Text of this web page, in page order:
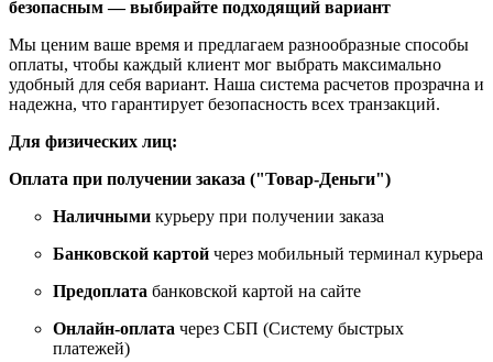
безопасным — выбирайте подходящий вариант
Мы ценим ваше время и предлагаем разнообразные способы
оплаты, чтобы каждый клиент мог выбрать максимально
удобный для себя вариант. Наша система расчетов прозрачна и
надежна, что гарантирует безопасность всех транзакций.
Для физических лиц:
Оплата при получении заказа ("Товар-Деньги")
Наличными курьеру при получении заказа
Банковской картой через мобильный терминал курьера
Предоплата банковской картой на сайте
Онлайн-оплата через СБП (Систему быстрых
платежей)